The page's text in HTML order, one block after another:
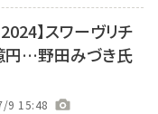
】スワーヴリチ
円…野田みづき氏
9 15:48